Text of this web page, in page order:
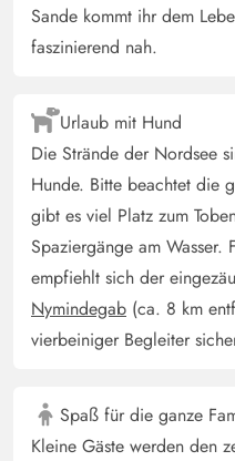
Sande kommt ihr dem
faszinierend nah.
Urlaub mit Hund
Die Strände der Nordsee
Hunde. Bitte beachtet die
gibt es viel Platz zum
Spaziergänge am Wasser.
empfiehlt sich der
Nymindegab (ca. 8 km
vierbeiniger Begleiter
Spaß für die ganze
Kleine Gäste werden den